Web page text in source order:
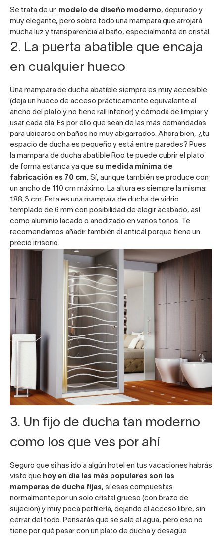
Se trata de un modelo de diseño moderno, depurado y
muy elegante, pero sobre todo una mampara que arrojará
mucha luz y transparencia al baño, especialmente en cristal.
2. La puerta abatible que encaja
en cualquier hueco
Una mampara de ducha abatible siempre es muy accesible
(deja un hueco de acceso prácticamente equivalente al
ancho del plato y no tiene raíl inferior) y cómoda de limpiar y
usar cada día. Es por ello que sean de las más demandadas
para ubicarse en baños no muy abigarrados. Ahora bien, ¿tu
espacio de ducha es pequeño y está entre paredes? Pues
la mampara de ducha abatible Roo te puede cubrir el plato
de forma estanca ya que su medida mínima de
fabricación es 70 cm. Sí, aunque también se produce con
un ancho de 110 cm máximo. La altura es siempre la misma:
188,3 cm. Esta es una mampara de ducha de vidrio
templado de 6 mm con posibilidad de elegir acabado, así
como aluminio lacado o anodizado en varios tonos. Te
recomendamos añadir también el antical porque tiene un
precio irrisorio.
3. Un fijo de ducha tan moderno
como los que ves por ahí
Seguro que si has ido a algún hotel en tus vacaciones habrás
visto que hoy en día las más populares son las
mamparas de ducha fijas, sí esas compuestas
normalmente por un solo cristal grueso (con brazo de
sujeción) y muy poca perfilería, dejando el acceso libre, sin
cerrar del todo. Pensarás que se sale el agua, pero eso no
tiene por qué pasar con un plato de ducha y desagüe